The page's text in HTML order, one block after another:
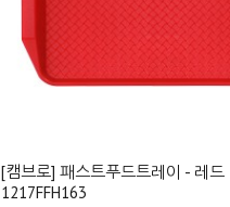
[캠브로] 패스트푸드트레이 - 레드
1217FFH163